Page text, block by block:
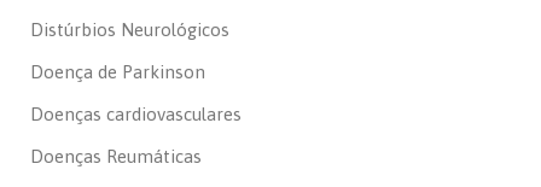
Distúrbios Neurológicos
Doença de Parkinson
Doenças cardiovasculares
Doenças Reumáticas